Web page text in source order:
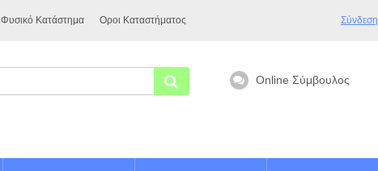
Σύνδεση
Φυσικό Κατάστημα Οροι Καταστήματος
Online Σύμβουλος